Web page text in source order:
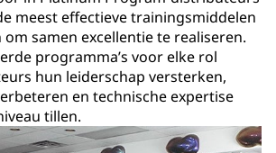
meest effectieve trainingsmiddelen
samen excellentie te realiseren.
programma’s voor elke rol
hun leiderschap versterken,
en technische expertise
tillen.